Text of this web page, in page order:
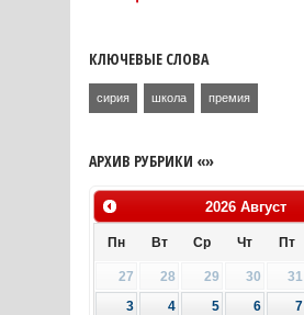
КЛЮЧЕВЫЕ СЛОВА
сирия школа премия
АРХИВ РУБРИКИ «»
2026 Август
Пн Вт Ср Чт Пт
27 28 29 30 31
3
4 5 6 7